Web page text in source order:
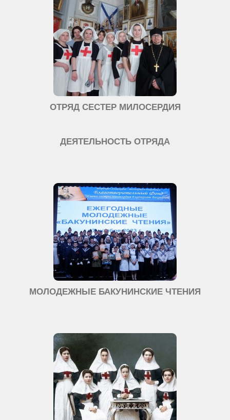
ОТРЯД СЕСТЕР МИЛОСЕРДИЯ
ДЕЯТЕЛЬНОСТЬ ОТРЯДА
МОЛОДЕЖНЫЕ БАКУНИНСКИЕ ЧТЕНИЯ